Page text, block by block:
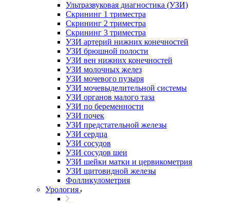
Ультразвуковая диагностика (УЗИ)
Скрининг 1 триместра
Скрининг 2 триместра
Скрининг 3 триместра
УЗИ артерий нижних конечностей
УЗИ брюшной полости
УЗИ вен нижних конечностей
УЗИ молочных желез
УЗИ мочевого пузыря
УЗИ мочевыделительной системы
УЗИ органов малого таза
УЗИ по беременности
УЗИ почек
УЗИ предстательной железы
УЗИ сердца
УЗИ сосудов
УЗИ сосудов шеи
УЗИ шейки матки и цервикометрия
УЗИ щитовидной железы
Фолликулометрия
Урология